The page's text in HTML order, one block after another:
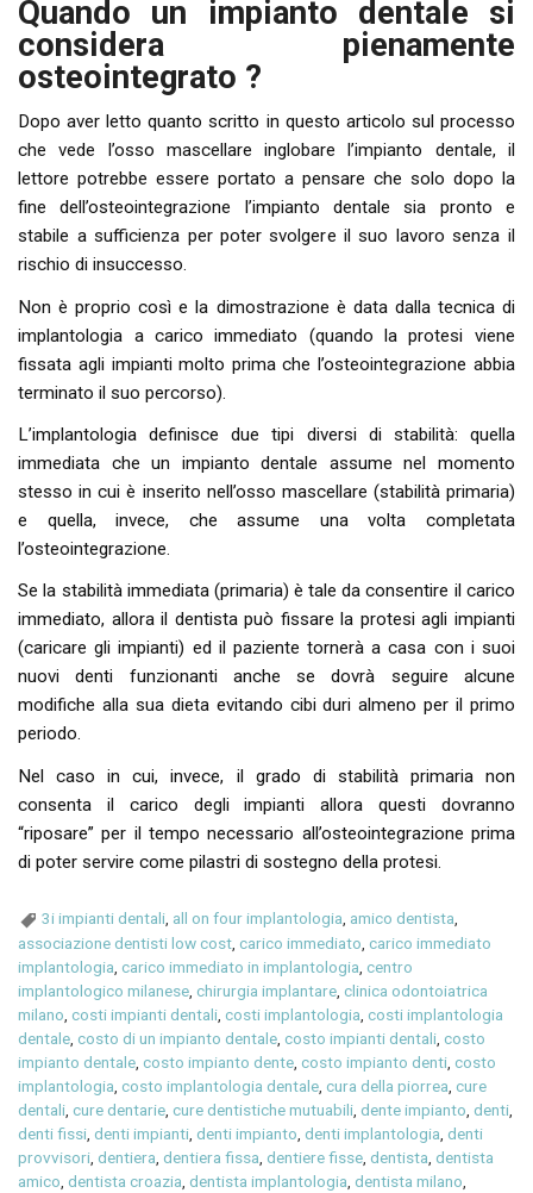
Quando un impianto dentale si
considera pienamente
osteointegrato ?
Dopo aver letto quanto scritto in questo articolo sul processo
che vede l’osso mascellare inglobare l’impianto dentale, il
lettore potrebbe essere portato a pensare che solo dopo la
fine dell’osteointegrazione l’impianto dentale sia pronto e
stabile a sufficienza per poter svolgere il suo lavoro senza il
rischio di insuccesso.
Non è proprio così e la dimostrazione è data dalla tecnica di
implantologia a carico immediato (quando la protesi viene
fissata agli impianti molto prima che l’osteointegrazione abbia
terminato il suo percorso).
L’implantologia definisce due tipi diversi di stabilità: quella
immediata che un impianto dentale assume nel momento
stesso in cui è inserito nell’osso mascellare (stabilità primaria)
e quella, invece, che assume una volta completata
l’osteointegrazione.
Se la stabilità immediata (primaria) è tale da consentire il carico
immediato, allora il dentista può fissare la protesi agli impianti
(caricare gli impianti) ed il paziente tornerà a casa con i suoi
nuovi denti funzionanti anche se dovrà seguire alcune
modifiche alla sua dieta evitando cibi duri almeno per il primo
periodo.
Nel caso in cui, invece, il grado di stabilità primaria non
consenta il carico degli impianti allora questi dovranno
“riposare” per il tempo necessario all’osteointegrazione prima
di poter servire come pilastri di sostegno della protesi.
3i impianti dentali all on four implantologia amico dentista
associazione dentisti low cost,carico immediato,carico immediato
implantologia,carico immediato in implantologia,centro
implantologico milanese,chirurgia implantare,clinica odontoiatrica
milano,costi impianti dentali,costi implantologia,costi implantologia
dentale,costo di un impianto dentale,costo impianti dentali,costo
impianto dentale,costo impianto dente,costo impianto denti,costo
implantologia,costo implantologia dentale,cura della piorrea,cure
dentali,cure dentarie,cure dentistiche mutuabili,dente impianto,denti,
denti fissi,denti impianti,denti impianto,denti implantologia,denti
provvisori,dentiera,dentiera fissa,dentiere fisse,dentista,dentista
amico,dentista croazia,dentista implantologia,dentista milano,